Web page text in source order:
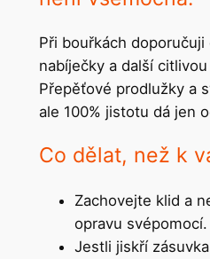
Při bouřkách doporučuji
nabíječky a další
Přepěťové prodlužky a
ale 100% jistotu dá jen
Co dělat, než k
Zachovejte klid a
opravu svépomocí.
Jestli jiskří